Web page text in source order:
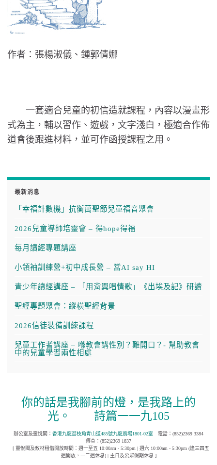
作者：張楊淑儀、鍾郭倩娜
一套適合兒童的初信造就課程，內容以漫畫形
式為主，輔以習作、遊戲，文字淺白，極適合作佈
道會後跟進材料，並可作函授課程之用。
最新消息
「幸福計數機」抗衡萬聖節兒童福音聚會
2026兒童導師培靈會 – 得hope得福
每月讀經專題講座
小領袖訓練營+初中成長營 – 當AI say HI
青少年讀經講座 – 「用背翼唱情歌」《出埃及記》研讀
聖經專題聚會：縱橫聖經背景
2026信徒裝備訓練課程
兒童工作者講座 – 喺教會講性別？難開口？- 幫助教會
中的兒童學習兩性相處
你的話是我腳前的燈，是我路上的
光。 詩篇一一九105
辦公室及靈悅閣： 香港九龍荔枝角青山道485號九龍廣場1801-02室
電話：(852)2369 3384
傳真：(852)2369 1837
[ 靈悅閣及教材租借開放時間：週一至五 10:00am - 5:30pm | 週六 10:00am - 5:30pm (逢三四五
週開放，一二週休息) | 主日及公眾假期休息 ]